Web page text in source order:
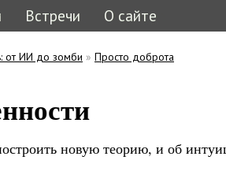
Встречи О сайте
от ИИ до зомби » Просто доброта
новую теорию, и об